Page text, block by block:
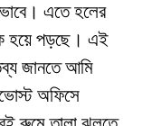
এতে হলের
হয়ে পড়ছে। এই
জানতে আমি
অফিসে